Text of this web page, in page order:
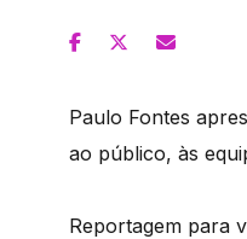
Paulo Fontes
ao público, às
Reportagem para